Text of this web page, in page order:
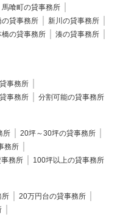
馬喰町の貸事務所
の貸事務所
新川の貸事務所
橋の貸事務所
湊の貸事務所
事務所
事務所 分割可能の貸事務所
所
20坪～30坪の貸事務所
務所
務所 100坪以上の貸事務所
所
20万円台の貸事務所